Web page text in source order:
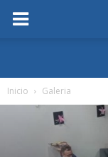
Inicio Galeria